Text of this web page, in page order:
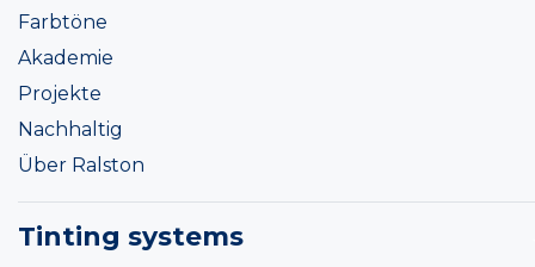
Farbtöne
Akademie
Projekte
Nachhaltig
Über Ralston
Tinting systems